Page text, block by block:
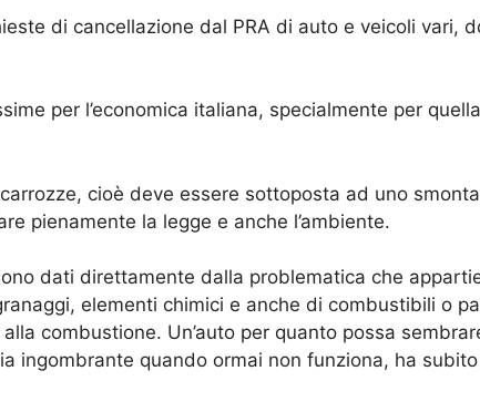
di cancellazione dal PRA di auto e veicoli vari,
per l’economica italiana, specialmente per
cioè deve essere sottoposta ad uno
pienamente la legge e anche l’ambiente.
dati direttamente dalla problematica che
elementi chimici e anche di combustibili o
combustione. Un’auto per quanto possa
ingombrante quando ormai non funziona, ha